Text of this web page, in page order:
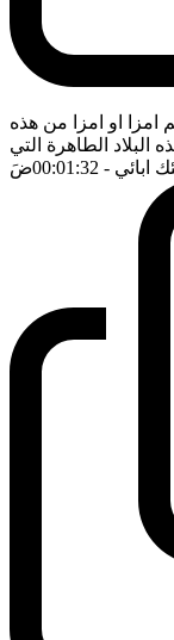
امزا او امزا من هذه
البلاد الطاهرة التي
ابائي - 00:01:32 ضَ